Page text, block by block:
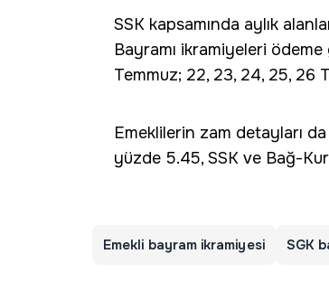
SSK kapsamında aylık
Bayramı ikramiyeleri ödeme
Temmuz; 22, 23, 24, 25, 26
Emeklilerin zam detayları
yüzde 5.45, SSK ve Bağ-
Emekli bayram ikramiyesi SGK